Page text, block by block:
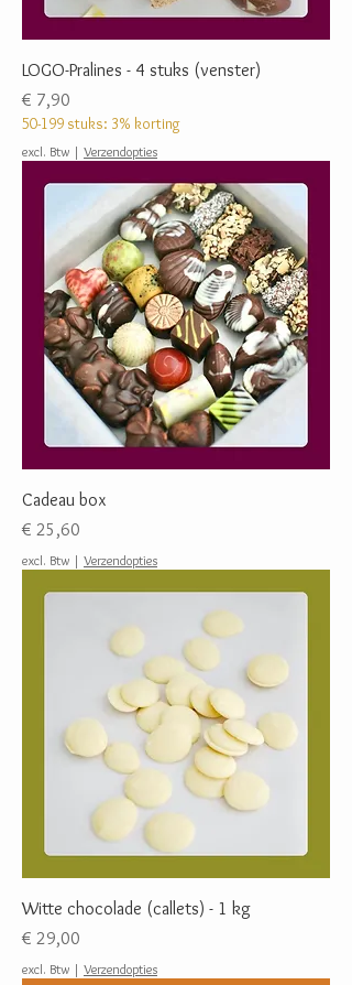
LOGO-Pralines - 4 stuks (venster)
Prijs
€ 7,90
50-199 stuks: 3% korting
excl. Btw | Verzendopties
Cadeau box
Prijs
€ 25,60
excl. Btw | Verzendopties
Witte chocolade (callets) - 1 kg
Prijs
€ 29,00
excl. Btw | Verzendopties